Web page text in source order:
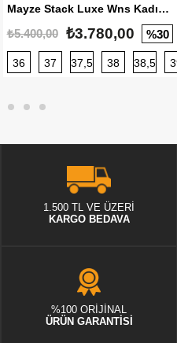
40 40,5 41 42 42,5
Mayze Stack Luxe Wns Kadın Sneaker
₺5.400,00 ₺3.780,00 %30
36 37 37,5 38 38,5
1.500 TL VE ÜZERİ
KARGO BEDAVA
%100 ORİJİNAL
ÜRÜN GARANTİSİ